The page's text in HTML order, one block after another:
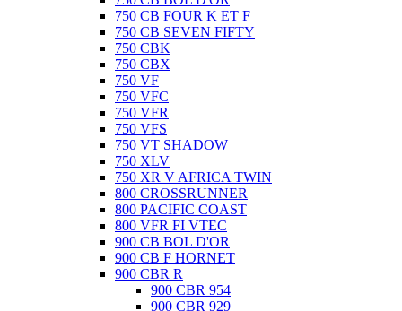
750 CB FOUR K ET F
750 CB SEVEN FIFTY
750 CBK
750 CBX
750 VF
750 VFC
750 VFR
750 VFS
750 VT SHADOW
750 XLV
750 XR V AFRICA TWIN
800 CROSSRUNNER
800 PACIFIC COAST
800 VFR FI VTEC
900 CB BOL D'OR
900 CB F HORNET
900 CBR R
900 CBR 954
900 CBR 929